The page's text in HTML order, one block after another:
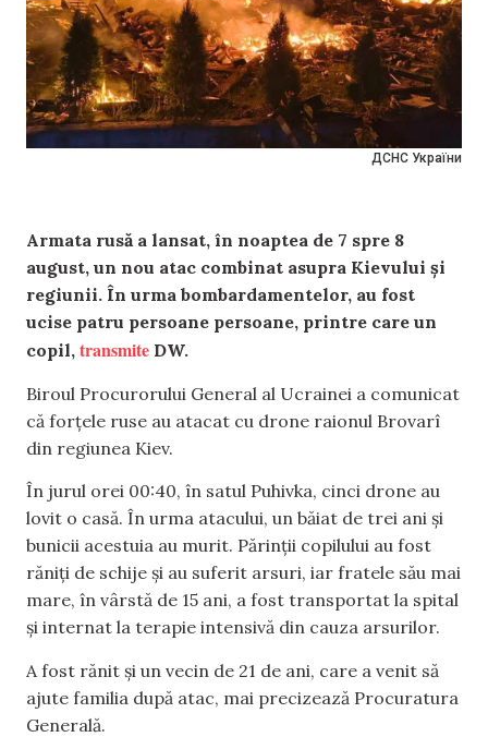
ДСНС України
Armata rusă a lansat, în noaptea de 7 spre 8
august, un nou atac combinat asupra Kievului și
regiunii. În urma bombardamentelor, au fost
ucise patru persoane persoane, printre care un
copil, transmite DW.
Biroul Procurorului General al Ucrainei a comunicat
că forțele ruse au atacat cu drone raionul Brovarî
din regiunea Kiev.
În jurul orei 00:40, în satul Puhivka, cinci drone au
lovit o casă. În urma atacului, un băiat de trei ani și
bunicii acestuia au murit. Părinții copilului au fost
răniți de schije și au suferit arsuri, iar fratele său mai
mare, în vârstă de 15 ani, a fost transportat la spital
și internat la terapie intensivă din cauza arsurilor.
A fost rănit și un vecin de 21 de ani, care a venit să
ajute familia după atac, mai precizează Procuratura
Generală.